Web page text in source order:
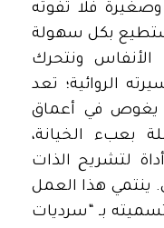
وصغيرة فلا تفوته
نستطيع بكل سهولة
ونتحرك
الروائية؛ تعد
يغوص في أعماق
بعبء الخيانة،
لتشريح الذات
ينتمي هذا العمل
بـ “سرديات